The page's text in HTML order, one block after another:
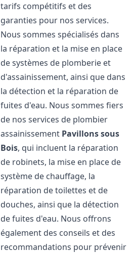
tarifs compétitifs et des
garanties pour nos services.
Nous sommes spécialisés dans
la réparation et la mise en place
de systèmes de plomberie et
d'assainissement, ainsi que dans
la détection et la réparation de
fuites d'eau. Nous sommes fiers
de nos services de plombier
assainissement Pavillons sous
Bois, qui incluent la réparation
de robinets, la mise en place de
système de chauffage, la
réparation de toilettes et de
douches, ainsi que la détection
de fuites d'eau. Nous offrons
également des conseils et des
recommandations pour prévenir